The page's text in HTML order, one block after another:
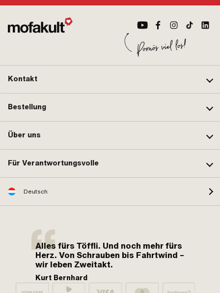
Kontakt
Bestellung
Über uns
Für Verantwortungsvolle
Deutsch
Alles fürs Töffli. Und noch mehr fürs
Herz. Von Schrauben bis Fahrtwind –
wir leben Zweitakt.
Kurt Bernhard